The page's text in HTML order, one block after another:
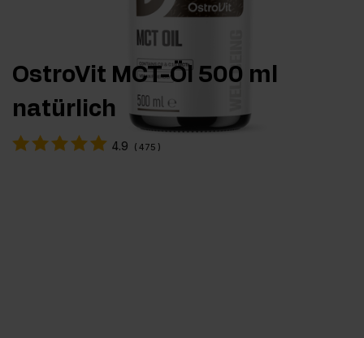
OstroVit MCT-Öl 500 ml
natürlich
4.9 ( 475 )